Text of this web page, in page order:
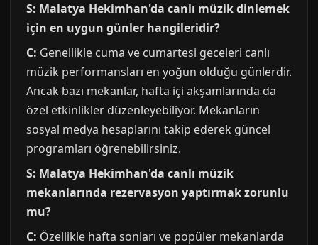
S: Malatya Hekimhan'da canlı müzik dinlemek
için en uygun günler hangileridir?
C: Genellikle cuma ve cumartesi geceleri canlı
müzik performansları en yoğun olduğu günlerdir.
Ancak bazı mekanlar, hafta içi akşamlarında da
özel etkinlikler düzenleyebiliyor. Mekanların
sosyal medya hesaplarını takip ederek güncel
programları öğrenebilirsiniz.
S: Malatya Hekimhan'da canlı müzik
mekanlarında rezervasyon yaptırmak zorunlu
mu?
C: Özellikle hafta sonları ve popüler mekanlarda